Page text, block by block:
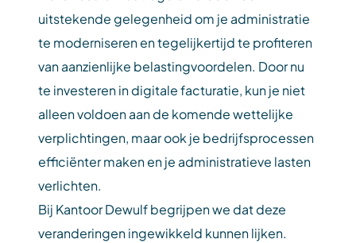
uitstekende gelegenheid om je administratie
te moderniseren en tegelijkertijd te profiteren
van aanzienlijke belastingvoordelen. Door nu
te investeren in digitale facturatie, kun je niet
alleen voldoen aan de komende wettelijke
verplichtingen, maar ook je bedrijfsprocessen
efficiënter maken en je administratieve lasten
verlichten.
Bij Kantoor Dewulf begrijpen we dat deze
veranderingen ingewikkeld kunnen lijken.